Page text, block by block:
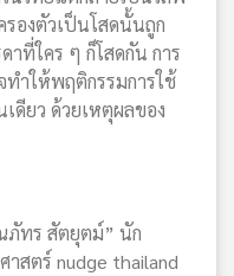
องตัวเป็นโสดนั้นถูก
าที่ใคร ๆ ก็โสดกัน การ
ำให้พฤติกรรมการใช้
ดียว ด้วยเหตุผลของ
ภัทร สัตยุตม์” นัก
สตร์ nudge thailand